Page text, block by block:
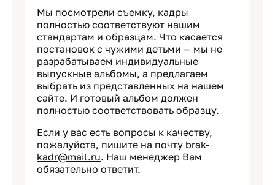
Мы посмотрели съемку, кадры
полностью соответствуют нашим
стандартам и образцам. Что касается
постановок с чужими детьми — мы не
разрабатываем индивидуальные
выпускные альбомы, а предлагаем
выбрать из представленных на нашем
сайте. И готовый альбом должен
полностью соответствовать образцу.
Если у вас есть вопросы к качеству,
пожалуйста, пишите на почту brak-
kadr@mail.ru. Наш менеджер Вам
обязательно ответит.